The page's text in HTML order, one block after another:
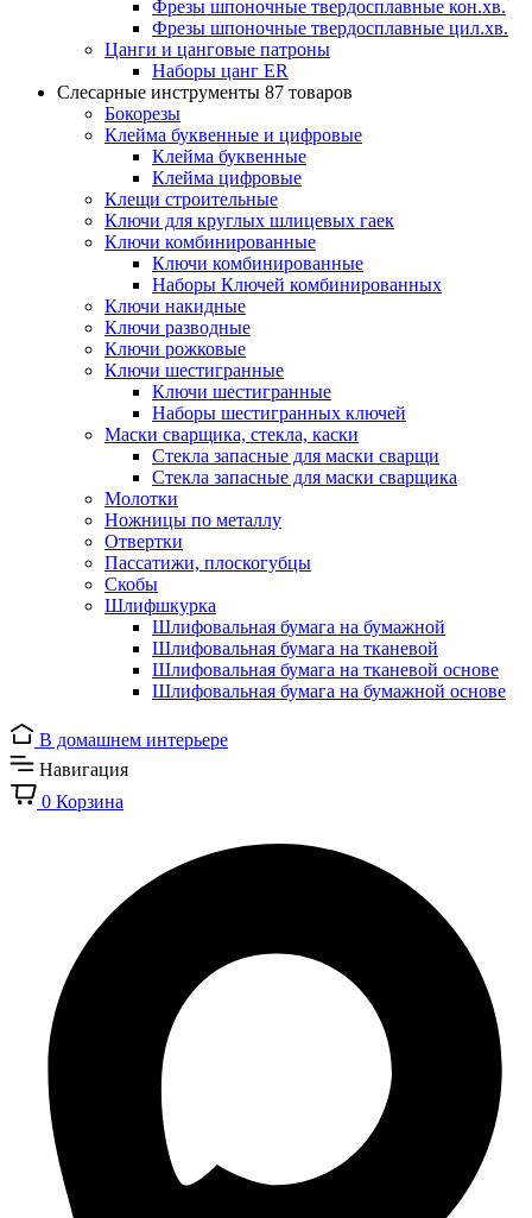
Фрезы шпоночные твердосплавные кон.хв.
Фрезы шпоночные твердосплавные цил.хв.
Цанги и цанговые патроны
Наборы цанг ER
Слесарные инструменты 87 товаров
Бокорезы
Клейма буквенные и цифровые
Клейма буквенные
Клейма цифровые
Клещи строительные
Ключи для круглых шлицевых гаек
Ключи комбинированные
Ключи комбинированные
Наборы Ключей комбинированных
Ключи накидные
Ключи разводные
Ключи рожковые
Ключи шестигранные
Ключи шестигранные
Наборы шестигранных ключей
Маски сварщика, стекла, каски
Стекла запасные для маски сварщи
Стекла запасные для маски сварщика
Молотки
Ножницы по металлу
Отвертки
Пассатижи, плоскогубцы
Скобы
Шлифшкурка
Шлифовальная бумага на бумажной
Шлифовальная бумага на тканевой
Шлифовальная бумага на тканевой основе
Шлифовальная бумага на бумажной основе
В домашнем интерьере
Навигация
0 Корзина